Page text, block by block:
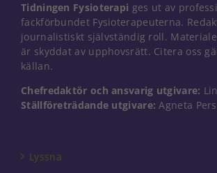
Tidningen Fysioterapi ges ut av
fackförbundet Fysioterapeuterna.
journalistiskt självständig roll.
är skyddat av upphovsrätt. Citera oss
källan.
Chefredaktör och ansvarig utgivare:
Ställföreträdande utgivare: Agneta
Lyssna